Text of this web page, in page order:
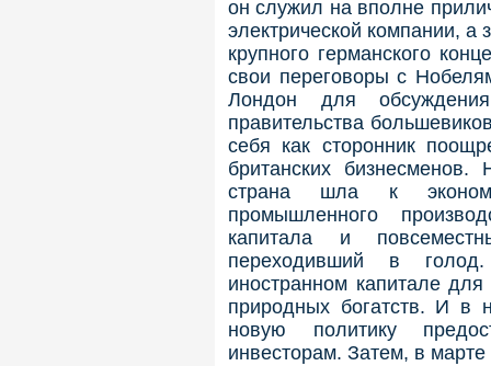
он служил на вполне
электрической компании, а
крупного германского
свои переговоры с
Лондон для
правительства
себя как сторонник
британских
страна шла к
промышленного
капитала и
переходивший в
иностранном капитале
природных богатств. И в
новую политику
инвесторам. Затем, в